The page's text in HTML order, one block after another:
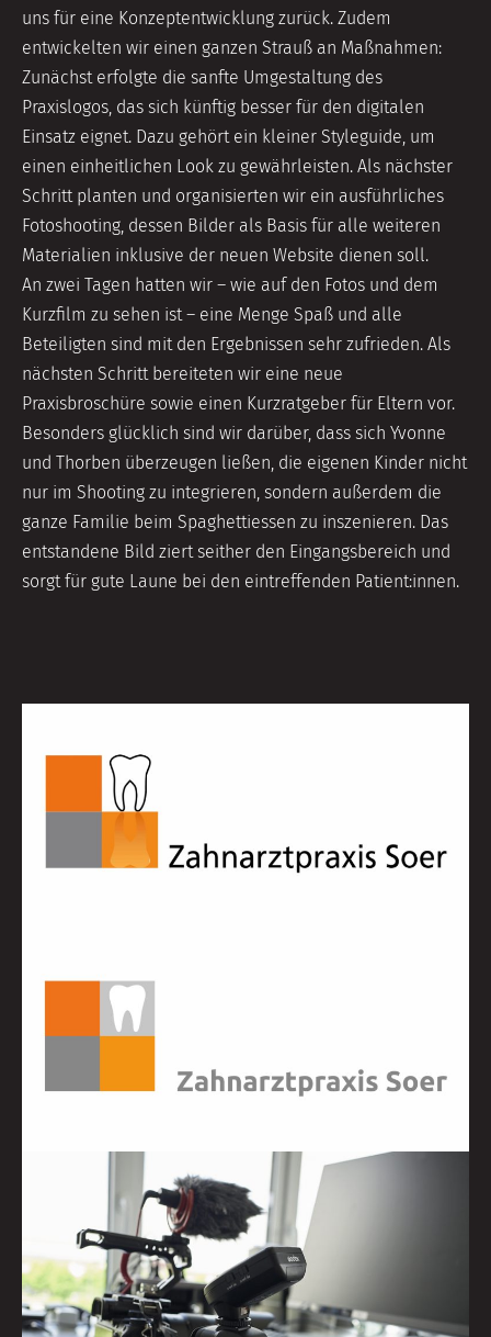
uns für eine Konzeptentwicklung zurück. Zudem
entwickelten wir einen ganzen Strauß an Maßnahmen:
Zunächst erfolgte die sanfte Umgestaltung des
Praxislogos, das sich künftig besser für den digitalen
Einsatz eignet. Dazu gehört ein kleiner Styleguide, um
einen einheitlichen Look zu gewährleisten. Als nächster
Schritt planten und organisierten wir ein ausführliches
Fotoshooting, dessen Bilder als Basis für alle weiteren
Materialien inklusive der neuen Website dienen soll.
An zwei Tagen hatten wir – wie auf den Fotos und dem
Kurzfilm zu sehen ist – eine Menge Spaß und alle
Beteiligten sind mit den Ergebnissen sehr zufrieden. Als
nächsten Schritt bereiteten wir eine neue
Praxisbroschüre sowie einen Kurzratgeber für Eltern vor.
Besonders glücklich sind wir darüber, dass sich Yvonne
und Thorben überzeugen ließen, die eigenen Kinder nicht
nur im Shooting zu integrieren, sondern außerdem die
ganze Familie beim Spaghettiessen zu inszenieren. Das
entstandene Bild ziert seither den Eingangsbereich und
sorgt für gute Laune bei den eintreffenden Patient:innen.